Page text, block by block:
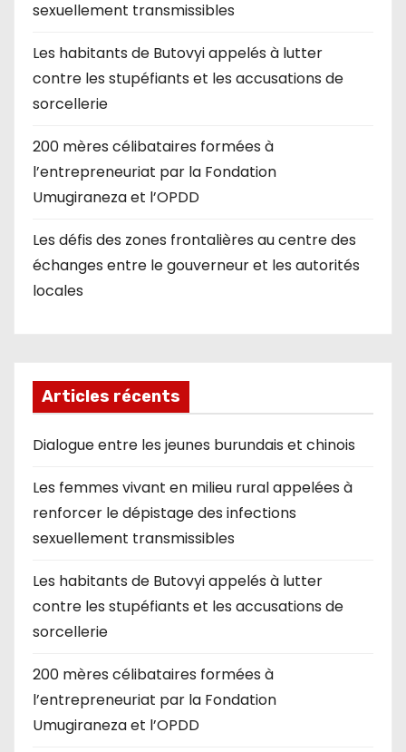
sexuellement transmissibles
Les habitants de Butovyi appelés à lutter
contre les stupéfiants et les accusations de
sorcellerie
200 mères célibataires formées à
l’entrepreneuriat par la Fondation
Umugiraneza et l’OPDD
Les défis des zones frontalières au centre des
échanges entre le gouverneur et les autorités
locales
Articles récents
Dialogue entre les jeunes burundais et chinois
Les femmes vivant en milieu rural appelées à
renforcer le dépistage des infections
sexuellement transmissibles
Les habitants de Butovyi appelés à lutter
contre les stupéfiants et les accusations de
sorcellerie
200 mères célibataires formées à
l’entrepreneuriat par la Fondation
Umugiraneza et l’OPDD